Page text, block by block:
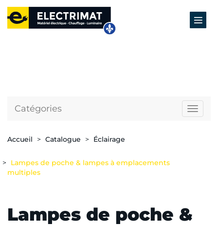
Catégories
Accueil Catalogue Éclairage
Lampes de poche & lampes à emplacements
multiples
Lampes de poche &